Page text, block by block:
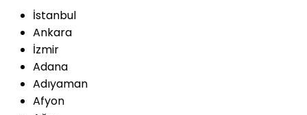
İstanbul
Ankara
İzmir
Adana
Adıyaman
Afyon